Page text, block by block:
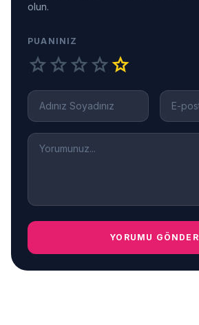
olun.
PUANINIZ
starstarstarstarstar
YORUMU GÖNDER